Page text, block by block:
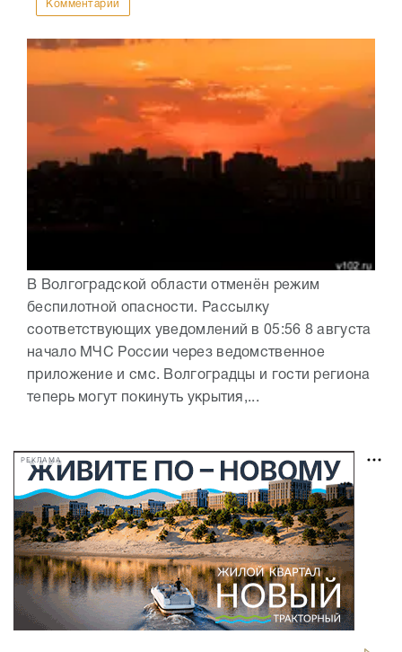
Комментарии
В Волгоградской области отменён режим
беспилотной опасности. Рассылку
соответствующих уведомлений в 05:56 8 августа
начало МЧС России через ведомственное
приложение и смс. Волгоградцы и гости региона
теперь могут покинуть укрытия,...
РЕКЛАМА